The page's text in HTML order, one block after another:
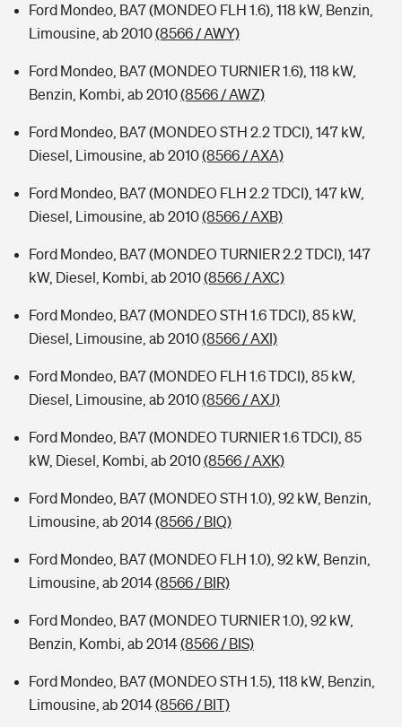
Ford Mondeo, BA7 (MONDEO FLH 1.6), 118 kW, Benzin,
Limousine, ab 2010(8566 / AWY)
Ford Mondeo, BA7 (MONDEO TURNIER 1.6), 118 kW,
Benzin, Kombi, ab 2010(8566 / AWZ)
Ford Mondeo, BA7 (MONDEO STH 2.2 TDCI), 147 kW,
Diesel, Limousine, ab 2010(8566 / AXA)
Ford Mondeo, BA7 (MONDEO FLH 2.2 TDCI), 147 kW,
Diesel, Limousine, ab 2010(8566 / AXB)
Ford Mondeo, BA7 (MONDEO TURNIER 2.2 TDCI), 147
kW, Diesel, Kombi, ab 2010(8566 / AXC)
Ford Mondeo, BA7 (MONDEO STH 1.6 TDCI), 85 kW,
Diesel, Limousine, ab 2010(8566 / AXI)
Ford Mondeo, BA7 (MONDEO FLH 1.6 TDCI), 85 kW,
Diesel, Limousine, ab 2010(8566 / AXJ)
Ford Mondeo, BA7 (MONDEO TURNIER 1.6 TDCI), 85
kW, Diesel, Kombi, ab 2010(8566 / AXK)
Ford Mondeo, BA7 (MONDEO STH 1.0), 92 kW, Benzin,
Limousine, ab 2014(8566 / BIQ)
Ford Mondeo, BA7 (MONDEO FLH 1.0), 92 kW, Benzin,
Limousine, ab 2014(8566 / BIR)
Ford Mondeo, BA7 (MONDEO TURNIER 1.0), 92 kW,
Benzin, Kombi, ab 2014(8566 / BIS)
Ford Mondeo, BA7 (MONDEO STH 1.5), 118 kW, Benzin,
Limousine, ab 2014(8566 / BIT)